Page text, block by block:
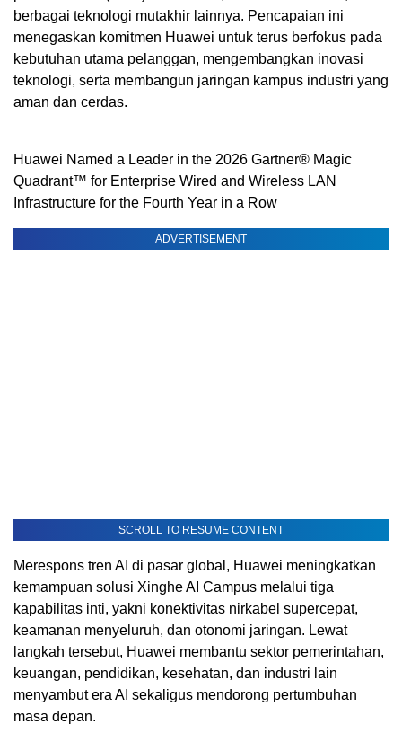
berbagai teknologi mutakhir lainnya. Pencapaian ini
menegaskan komitmen Huawei untuk terus berfokus pada
kebutuhan utama pelanggan, mengembangkan inovasi
teknologi, serta membangun jaringan kampus industri yang
aman dan cerdas.
Huawei Named a Leader in the 2026 Gartner® Magic
Quadrant™ for Enterprise Wired and Wireless LAN
Infrastructure for the Fourth Year in a Row
ADVERTISEMENT
SCROLL TO RESUME CONTENT
Merespons tren AI di pasar global, Huawei meningkatkan
kemampuan solusi Xinghe AI Campus melalui tiga
kapabilitas inti, yakni konektivitas nirkabel supercepat,
keamanan menyeluruh, dan otonomi jaringan. Lewat
langkah tersebut, Huawei membantu sektor pemerintahan,
keuangan, pendidikan, kesehatan, dan industri lain
menyambut era AI sekaligus mendorong pertumbuhan
masa depan.